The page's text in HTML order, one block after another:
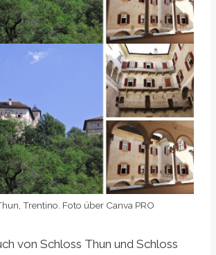
Trentino. Foto über Canva PRO
von Schloss Thun und Schloss